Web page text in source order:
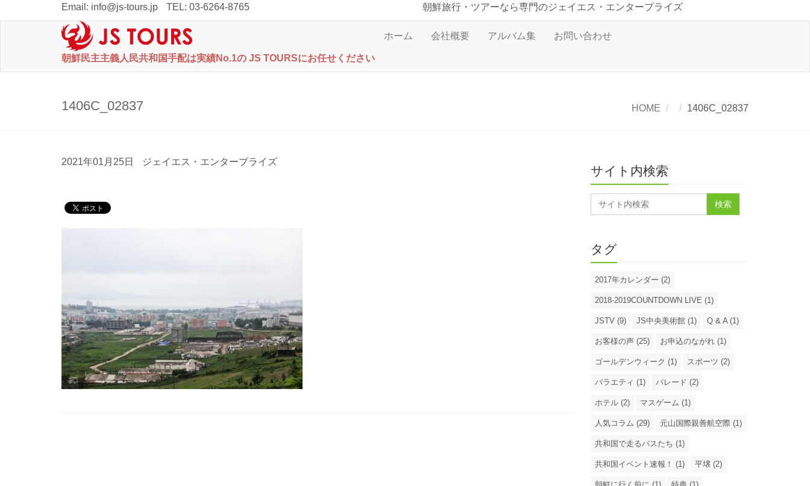
Email: info@js-tours.jp TEL: 03-6264-8765 朝鮮旅行・ツアーなら専門のジェイエス・エンタープライズ
朝鮮民主主義人民共和国手配は実績No.1の JS TOURSにお任せください
ホーム 会社概要 アルバム集 お問い合わせ
1406C_02837 HOME 1406C_02837
2021年01月25日 ジェイエス・エンタープライズ
サイト内検索
タグ
2017年カレンダー (2)
2018-2019COUNTDOWN LIVE (1)
JSTV (9) JS中央美術館 (1) Q & A (1)
お客様の声 (25) お申込のながれ (1)
ゴールデンウィーク (1) スポーツ (2)
バラエティ (1) パレード (2)
ホテル (2) マスゲーム (1)
人気コラム (29) 元山国際親善航空際 (1)
共和国で走るバスたち (1)
共和国イベント速報！ (1) 平壌 (2)